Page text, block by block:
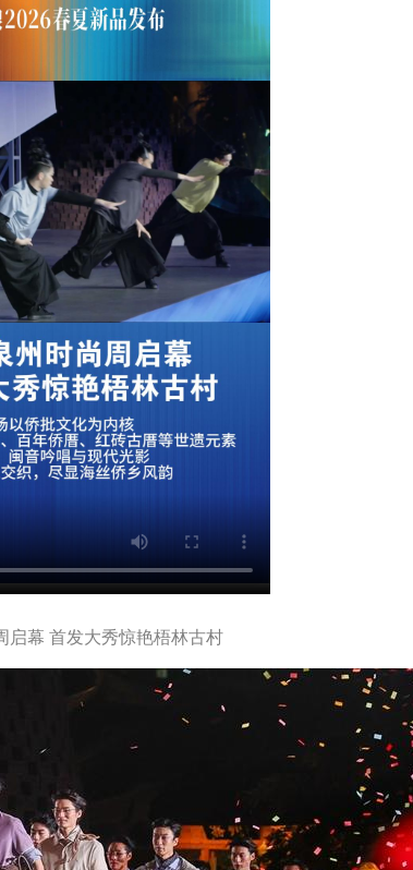
启幕 首发大秀惊艳梧林古村